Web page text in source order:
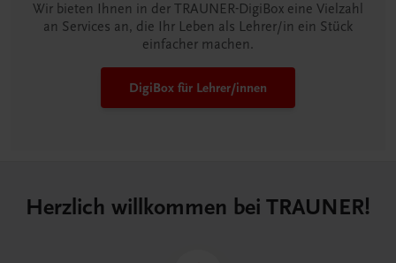
Wir bieten Ihnen in der TRAUNER-DigiBox eine Vielzahl
an Services an, die Ihr Leben als Lehrer/in ein Stück
einfacher machen.
DigiBox für Lehrer/innen
Herzlich willkommen bei TRAUNER!